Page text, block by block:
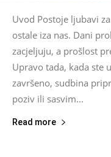
Uvod Postoje ljubavi
ostale iza nas. Dani
zacjeljuju, a prošlost
Upravo tada, kada ste
završeno, sudbina
poziv ili sasvim...
Read more